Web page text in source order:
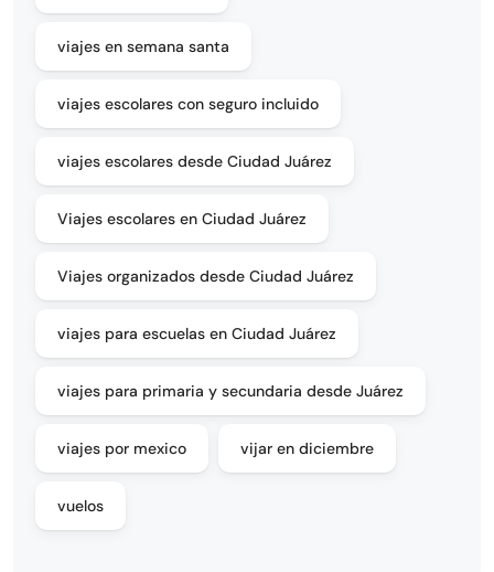
viajes en semana santa
viajes escolares con seguro incluido
viajes escolares desde Ciudad Juárez
Viajes escolares en Ciudad Juárez
Viajes organizados desde Ciudad Juárez
viajes para escuelas en Ciudad Juárez
viajes para primaria y secundaria desde Juárez
viajes por mexico vijar en diciembre
vuelos